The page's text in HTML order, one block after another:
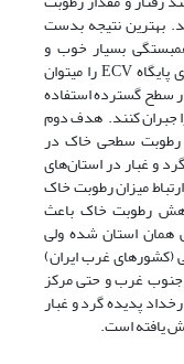
بهترین نتیجه بدست
بسیار خوب و
معادل0.82 را نشان میدهد. بنابراین داده‌های پایگاه ECV را میتوان
سطح گسترده استفاده
جبران کنند. هدف دوم
رطوبت سطحی خاک در
و غبار در استان‌های
میزان رطوبت خاک
رطوبت خاک باعث
همان استان شده ولی
غرب ایران)
جنوب غرب و حتی مرکز
پدیده گرد و غبار
یافته است.